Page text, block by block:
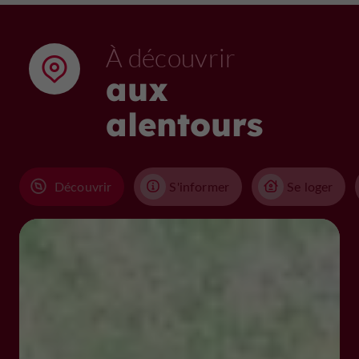
de mai (fêtes de Nérac), 3e lundi de septembre (suite
aux journées du patrimoine)
Droits d'entrées
>>> Plein tarif : 4 €
>>> Tarif réduit : 3 € ( groupes +20pers, scolaires,
nombreuse)
>>> Gratuité : enfants jusqu'à 12 ans, personnes
handicapées, étudiants, carte de guide et presse
>>> entrée gratuite les 1ers mercredis du mois (hors
À découvrir
aux
alentours
Découvrir S'informer Se loger